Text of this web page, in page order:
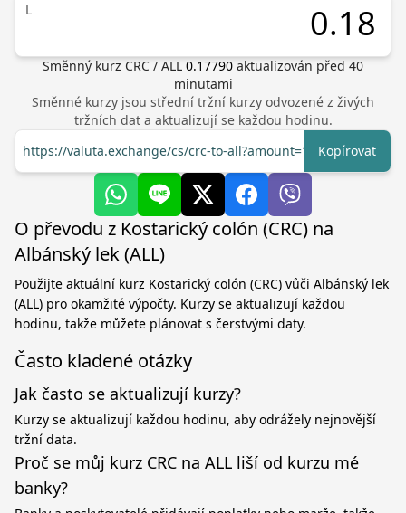
L
Směnný kurz CRC / ALL 0.17790 aktualizován před 40
minutami
Směnné kurzy jsou střední tržní kurzy odvozené z živých
tržních dat a aktualizují se každou hodinu.
https://valuta.exchange/cs/crc-to-all?amount=1
Kopírovat
O převodu z Kostarický colón (CRC) na
Albánský lek (ALL)
Použijte aktuální kurz Kostarický colón (CRC) vůči Albánský lek
(ALL) pro okamžité výpočty. Kurzy se aktualizují každou
hodinu, takže můžete plánovat s čerstvými daty.
Často kladené otázky
Jak často se aktualizují kurzy?
Kurzy se aktualizují každou hodinu, aby odrážely nejnovější
tržní data.
Proč se můj kurz CRC na ALL liší od kurzu mé
banky?